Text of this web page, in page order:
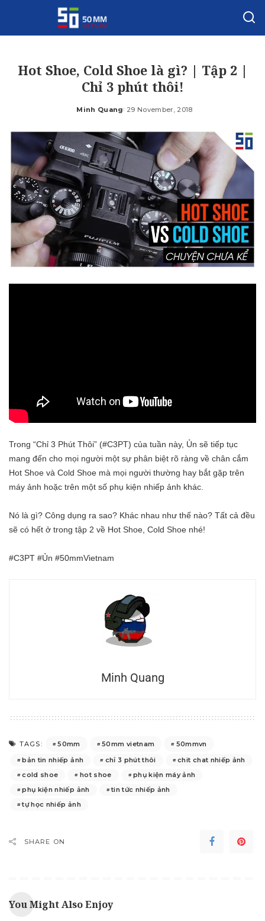
Hot Shoe, Cold Shoe là gì? | Tập 2 |
Chỉ 3 phút thôi!
Posted
Minh Quang 29 November, 2018
Trong “Chỉ 3 Phút Thôi” (#C3PT) của tuần này, Ủn sẽ tiếp tục
mang đến cho mọi người một sự phân biệt rõ ràng về chân cắm
Hot Shoe và Cold Shoe mà mọi người thường hay bắt gặp trên
máy ảnh hoặc trên một số phụ kiện nhiếp ảnh khác.
Nó là gì? Công dụng ra sao? Khác nhau như thế nào? Tất cả đều
sẽ có hết ở trong tập 2 về Hot Shoe, Cold Shoe nhé!
#C3PT #Ủn #50mmVietnam
Minh Quang
TAGS: 50mm 50mm vietnam
50mmvn
bản tin nhiếp ảnh
chỉ 3 phút thôi
chit chat nhiếp ảnh
cold shoe
hot shoe
phụ kiện máy ảnh
phụ kiện nhiếp ảnh
tin tức nhiếp ảnh
tự học nhiếp ảnh
SHARE ON
You Might Also Enjoy